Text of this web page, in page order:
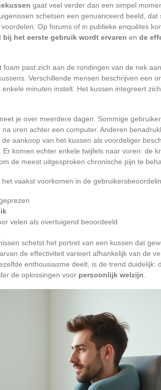
gaat veel verder dan een simpel
schetsen een genuanceerd beeld, dat
Op forums of in publieke enquêtes
bij het eerste gebruik wordt ervaren en de
foam past zich aan de rondingen van de nek
Verschillende mensen beschrijven een
minuten instelt. Het kussen integreert
je over meerdere dagen. Sommige
na uren achter een computer. Anderen
de aankoop van het kussen als voordeliger
komen echter enkele twijfels naar voren: de
de meest uitgesproken chronische pijn te
vaakst voorkomen in de
velen als overtuigend beoordeeld
schetst het portret van een kussen dat
de effectiviteit varieert afhankelijk van de
enthousiasme deelt, is de trend duidelijk:
de oplossingen voor persoonlijk welzijn